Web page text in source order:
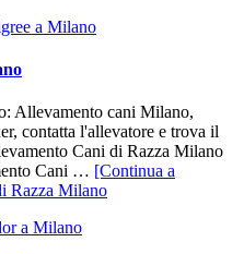
Allevamento cani Milano,
contatta l'allevatore e trova il
Cani di Razza Milano
Cani … [Continua a
Razza Milano